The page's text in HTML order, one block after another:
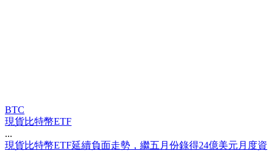
BTC
現貨比特幣ETF
...
現貨比特幣ETF延續負面走勢 ， 繼五 月 份錄得24億美元 月 度資